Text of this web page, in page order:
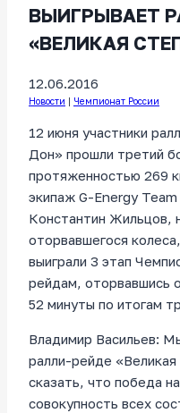
ВЫИГРЫВАЕТ
«ВЕЛИКАЯ
12.06.2016
Новости | Чемпионат России
12 июня участники
Дон» прошли третий
протяженностью 269
экипаж G-Energy
Константин Жильцов,
оторвавшегося
выиграли 3 этап
рейдам, оторвавшись
52 минуты по итогам
Владимир Васильев:
ралли-рейде
сказать, что победа
совокупность всех